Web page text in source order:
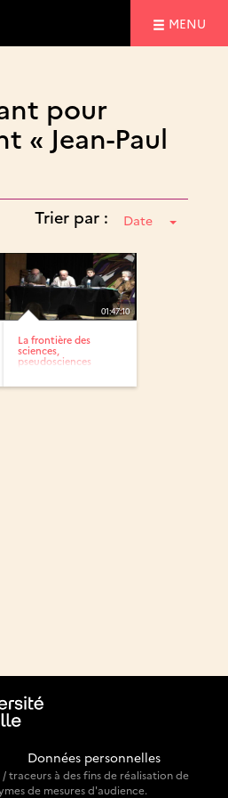
MENU
pour
« Jean-Paul
Trier par : Date
01:47:10
La frontière des
sciences,
pseudosciences
Données personnelles
traceurs à des fins de réalisation de
de mesures d'audience.